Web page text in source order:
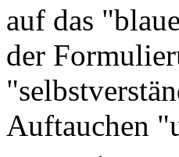
auf das
der
Auftauchen